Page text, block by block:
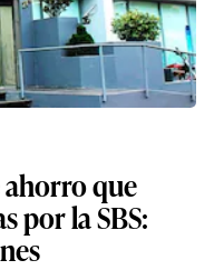
ahorro que
por la SBS: